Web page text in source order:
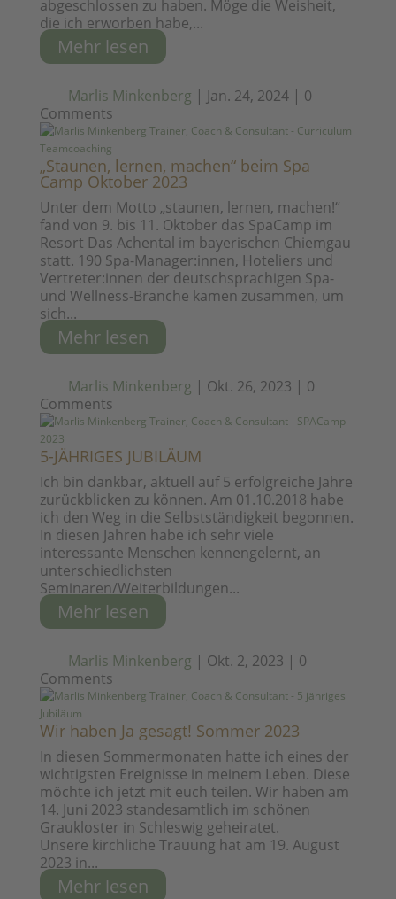
abgeschlossen zu haben. Möge die Weisheit,
die ich erworben habe,...
Mehr lesen
Marlis Minkenberg | Jan. 24, 2024| 0
Comments
„Staunen, lernen, machen“ beim Spa
Camp Oktober 2023
Unter dem Motto „staunen, lernen, machen!“
fand von 9. bis 11. Oktober das SpaCamp im
Resort Das Achental im bayerischen Chiemgau
statt. 190 Spa-Manager:innen, Hoteliers und
Vertreter:innen der deutschsprachigen Spa-
und Wellness-Branche kamen zusammen, um
sich...
Mehr lesen
Marlis Minkenberg | Okt. 26, 2023 | 0
Comments
5-JÄHRIGES JUBILÄUM
Ich bin dankbar, aktuell auf 5 erfolgreiche Jahre
zurückblicken zu können. Am 01.10.2018 habe
ich den Weg in die Selbstständigkeit begonnen.
In diesen Jahren habe ich sehr viele
interessante Menschen kennengelernt, an
unterschiedlichsten
Seminaren/Weiterbildungen...
Mehr lesen
Marlis Minkenberg | Okt. 2, 2023 | 0
Comments
Wir haben Ja gesagt! Sommer 2023
In diesen Sommermonaten hatte ich eines der
wichtigsten Ereignisse in meinem Leben. Diese
möchte ich jetzt mit euch teilen. Wir haben am
14. Juni 2023 standesamtlich im schönen
Graukloster in Schleswig geheiratet.
Unsere kirchliche Trauung hat am 19. August
2023 in...
Mehr lesen